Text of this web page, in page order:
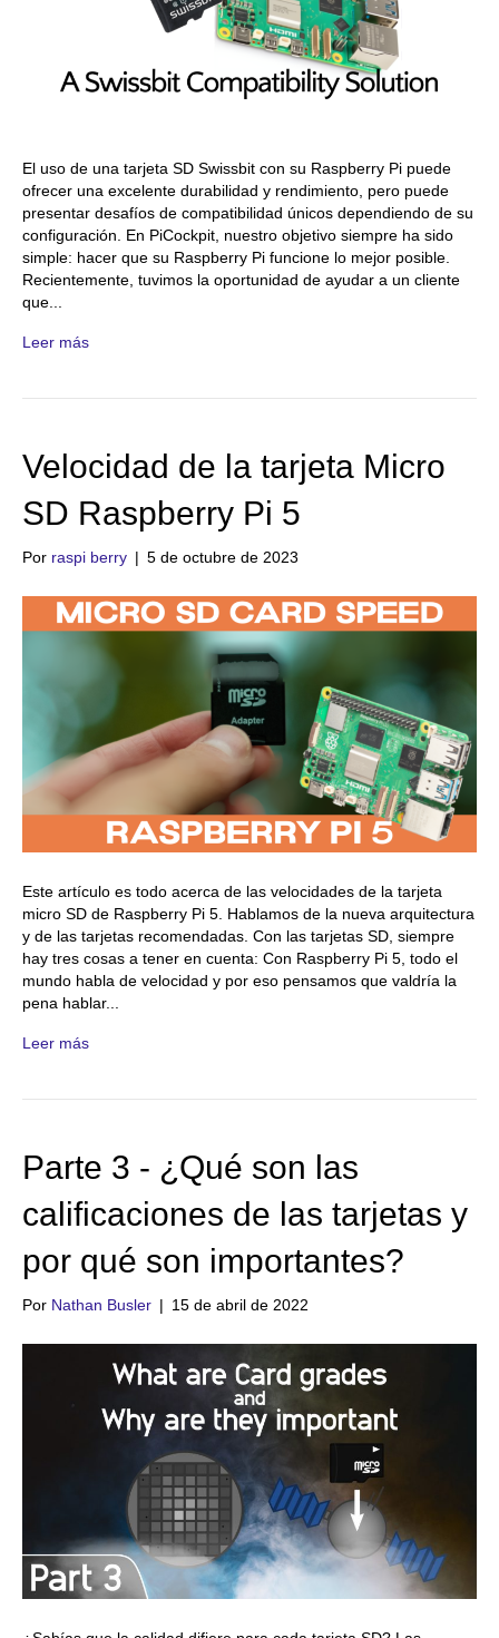
El uso de una tarjeta SD Swissbit con su Raspberry Pi puede
ofrecer una excelente durabilidad y rendimiento, pero puede
presentar desafíos de compatibilidad únicos dependiendo de su
configuración. En PiCockpit, nuestro objetivo siempre ha sido
simple: hacer que su Raspberry Pi funcione lo mejor posible.
Recientemente, tuvimos la oportunidad de ayudar a un cliente
que...
Leer más
Velocidad de la tarjeta Micro
SD Raspberry Pi 5
Por raspi berry | 5 de octubre de 2023
Este artículo es todo acerca de las velocidades de la tarjeta
micro SD de Raspberry Pi 5. Hablamos de la nueva arquitectura
y de las tarjetas recomendadas. Con las tarjetas SD, siempre
hay tres cosas a tener en cuenta: Con Raspberry Pi 5, todo el
mundo habla de velocidad y por eso pensamos que valdría la
pena hablar...
Leer más
Parte 3 - ¿Qué son las
calificaciones de las tarjetas y
por qué son importantes?
Por Nathan Busler | 15 de abril de 2022